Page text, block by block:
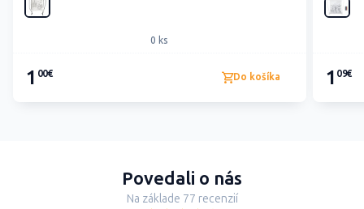
0 ks
1 00€ Do košíka 1 09€
Povedali o nás
Na základe 77 recenzií